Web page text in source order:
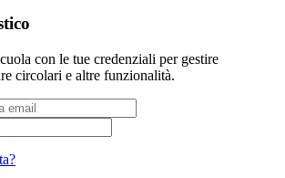
con le tue credenziali per gestire
circolari e altre funzionalità.